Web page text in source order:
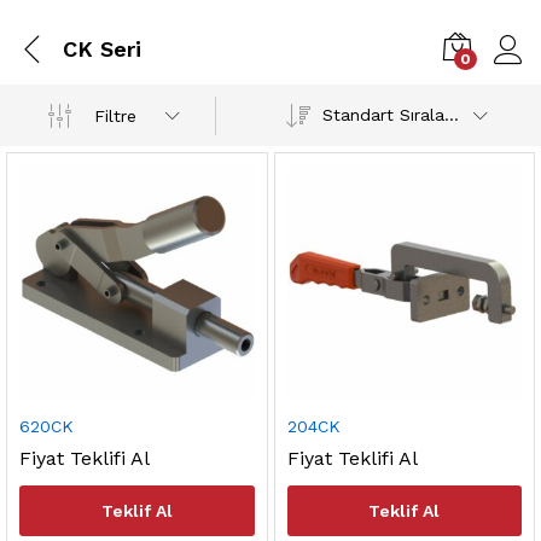
CK Seri 0
Filtre Standart Sıralama
620CK
Fiyat Teklifi Al
Teklif Al
204CK
Fiyat Teklifi Al
Teklif Al